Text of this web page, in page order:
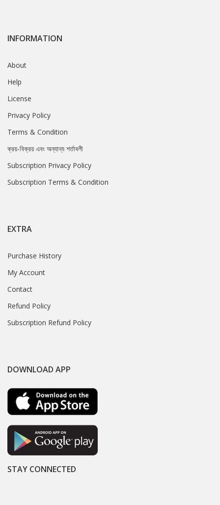
INFORMATION
About
Help
License
Privacy Policy
Terms & Condition
ক্রয়-বিক্রয় এবং অন্যান্য শর্তাবলী
Subscription Privacy Policy
Subscription Terms & Condition
EXTRA
Purchase History
My Account
Contact
Refund Policy
Subscription Refund Policy
DOWNLOAD APP
STAY CONNECTED